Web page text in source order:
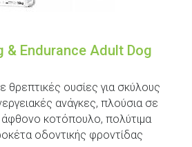
& Endurance Adult Dog
θρεπτικές ουσίες για σκύλους
ανάγκες, πλούσια σε
άφθονο κοτόπουλο, πολύτιμα
οδοντικής φροντίδας